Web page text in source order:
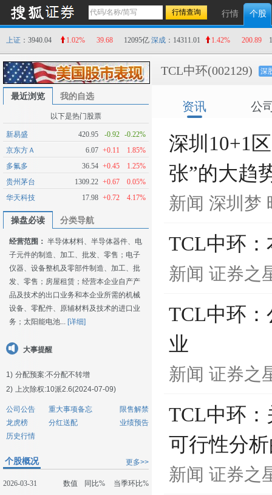
行情 个股
上证 ：3940.04 1.02% 39.68 12095亿 深成 ：14311.01 1.42% 200.89
最近浏览 我的自选
以下是热门股票
新易盛 420.95 -0.92 -0.22%
京东方Ａ
6.07 +0.11
1.85%
多氟多
36.54 +0.45
1.25%
贵州茅台
1309.22 +0.67
0.05%
华天科技
17.98 +0.72 4.17%
操盘必读 分类导航
经营范围： 半导体材料、半导体器件、电
子元件的制造、加工、批发、零售；电子
仪器、设备整机及零部件制造、加工、批
发、零售；房屋租赁；经营本企业自产产
品及技术的出口业务和本企业所需的机械
设备、零配件、原辅材料及技术的进口业
务；太阳能电池... [详细]
大事提醒
1) 分配预案:不分配不转增
2) 上次除权:10派2.6(2024-07-09)
公司公告 重大事项备忘
限售解禁
龙虎榜
分红送配
业绩预告
历史行情
更多>>
个股概况
2026-03-31 数值 同比%
当季环比%
TCL中环(002129) 深
资讯 公
深圳10+1
张”的大趋
新闻 深圳梦
TCL中环
新闻 证券之
TCL中环
业
新闻 证券之
TCL中环
可行性分
新闻 证券之